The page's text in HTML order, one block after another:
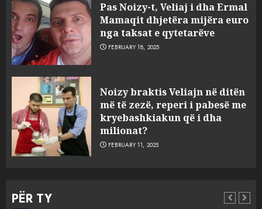
Pas Noizy-t, Veliaj i dha Ermal
Mamaqit dhjetëra mijëra euro
nga taksat e qytetarëve
FEBRUARY 18, 2025
Noizy braktis Veliajn në ditën
më të zezë, reperi i pabesë me
kryebashkiakun që i dha
milionat?
FEBRUARY 11, 2025
PËR TY
3
sulmuan “One Albania”,
ngjarja u fsheh. A u vodhën
serverat?
MARCH 25, 2025